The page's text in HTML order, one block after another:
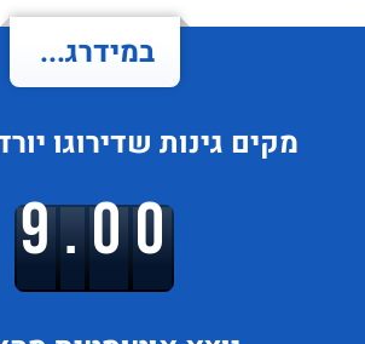
במידרג...
מקים גינות שדירוגו
9.00